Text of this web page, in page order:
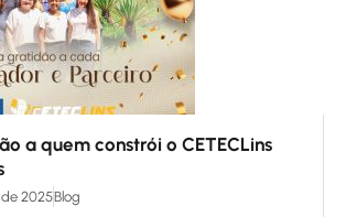
a quem constrói o CETECLins
2025Blog